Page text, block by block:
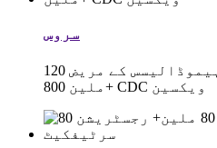
سروس
800 ملین+ CDC ویکسین